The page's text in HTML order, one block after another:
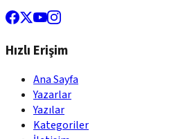
Hızlı Erişim
Ana Sayfa
Yazarlar
Yazılar
Kategoriler